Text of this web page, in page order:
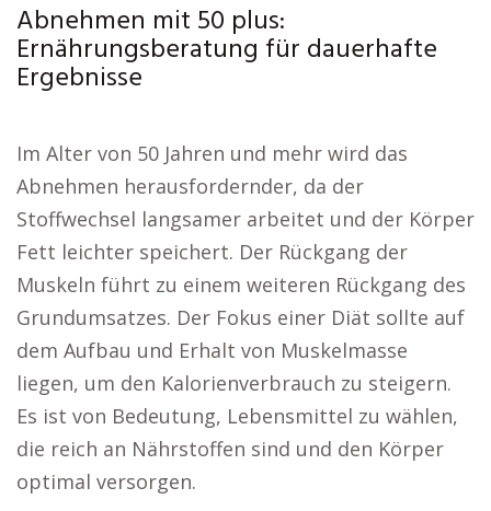
Abnehmen mit 50 plus:
Ernährungsberatung für dauerhafte
Ergebnisse
Im Alter von 50 Jahren und mehr wird das
Abnehmen herausfordernder, da der
Stoffwechsel langsamer arbeitet und der Körper
Fett leichter speichert. Der Rückgang der
Muskeln führt zu einem weiteren Rückgang des
Grundumsatzes. Der Fokus einer Diät sollte auf
dem Aufbau und Erhalt von Muskelmasse
liegen, um den Kalorienverbrauch zu steigern.
Es ist von Bedeutung, Lebensmittel zu wählen,
die reich an Nährstoffen sind und den Körper
optimal versorgen.